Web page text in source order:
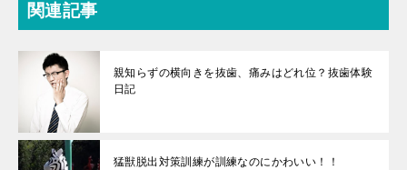
関連記事
親知らずの横向きを抜歯、痛みはどれ位？抜歯体験
日記
猛獣脱出対策訓練が訓練なのにかわいい！！